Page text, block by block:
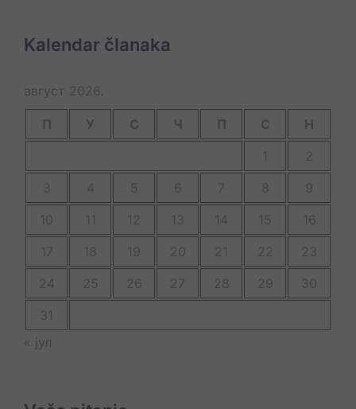
Kalendar članaka
август 2026.
П У С Ч П С
Н
1
2
3
4 5 6 7 8
9
10
11 12 13 14 15
16
17
18 19 20 21 22
23
24
25 26 27 28 29
30
31
« јул